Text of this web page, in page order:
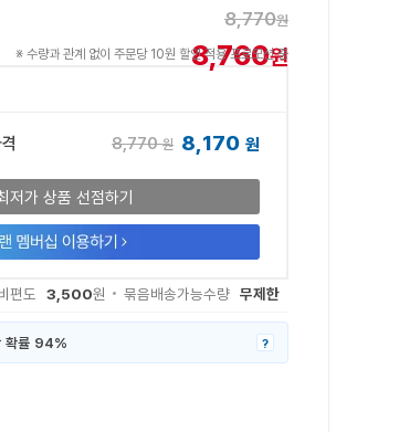
8,770원
8,760원
※ 수량과 관계 없이 주문당 10원 할인 적용 프로모션 중
8,770원 8,170 원
저가 상품 선점하기
편도 3,500원 묶음배송가능수량 무제한
확률 94% ?